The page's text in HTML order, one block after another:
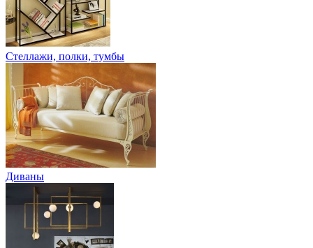
Стеллажи, полки, тумбы
Диваны